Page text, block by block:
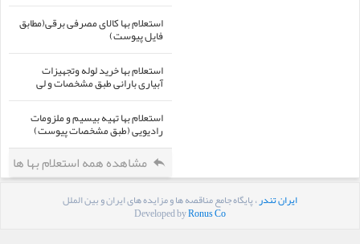
استعلام بها کالای مصرفی برقی(مطابق
فایل پیوست)
استعلام بها خرید لوله وتجهیزات
آبیاری بارانی طبق مشخصات و لی
استعلام بها تهیه بیسیم و ملزومات
رادیویی (طبق مشخصات پیوست)
مشاهده همه استعلام بها ها
ایران تندر، پایگاه جامع مناقصه ها و مزایده های ایران و بین الملل
Developed byRonus Co